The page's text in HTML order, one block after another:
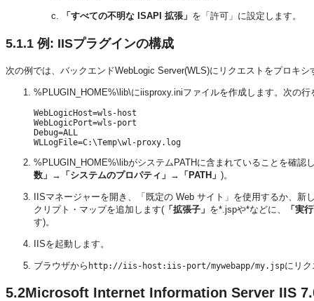
「すべての不明な ISAPI 拡張」 を「許可」に設定します。
5.1.1 例: IISプラグインの構成
次の例では、バックエンドWebLogic Server(WLS)にリクエストをプロキ
%PLUGIN_HOME%\lib\にiisproxy.iniファイルを作成します。次の行
WebLogicHost=wls-host
WebLogicPort=wls-port
Debug=ALL
%PLUGIN_HOME%\libがシステムPATHに含まれていることを確認
数」 → 「システムのプロパティ」 → 「PATH」 )。
IISマネージャーを開き、「既定の Web サイト」を使用するか、新
クリプト・マップを追加します( 「拡張子」 を*.jspや*などに、
「実
す)。
IISを起動します。
ブラウザから http://iis-host:iis-port/mywebapp/my.jspにリ
5.2Microsoft Internet Information Server IIS